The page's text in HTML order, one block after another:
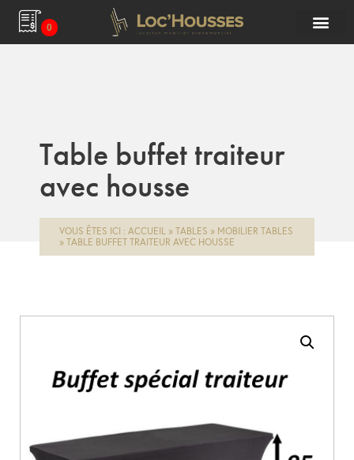
0
Table buffet traiteur
avec housse
VOUS ÊTES ICI : ACCUEIL » TABLES » MOBILIER TABLES
» TABLE BUFFET TRAITEUR AVEC HOUSSE